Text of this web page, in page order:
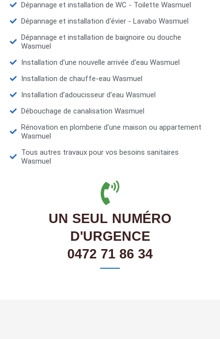
Dépannage et installation de WC - Toilette Wasmuel
Dépannage et installation d'évier - Lavabo Wasmuel
Dépannage et installation de baignoire ou douche
Wasmuel
Installation d'une nouvelle arrivée d'eau Wasmuel
Installation de chauffe-eau Wasmuel
Installation d’adoucisseur d'eau Wasmuel
Débouchage de canalisation Wasmuel
Rénovation en plomberie d'une maison ou appartement
Wasmuel
Tous autres travaux pour vos besoins sanitaires
Wasmuel
UN SEUL NUMÉRO
D'URGENCE
0472 71 86 34